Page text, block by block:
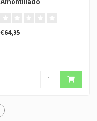
Amontillado
€64,95